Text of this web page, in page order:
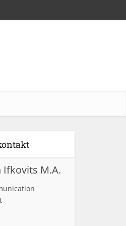
Ifkovits M.A.